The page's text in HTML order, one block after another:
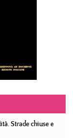
Strade chiuse e